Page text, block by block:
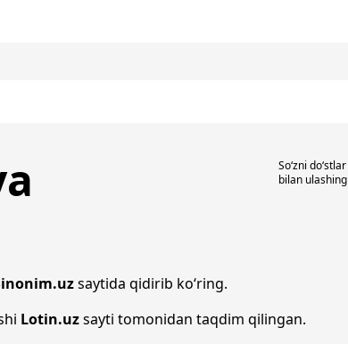
So‘zni do‘stlar
bilan ulashing
saytida qidirib ko‘ring.
Lotin.uzsayti tomonidan taqdim qilingan.